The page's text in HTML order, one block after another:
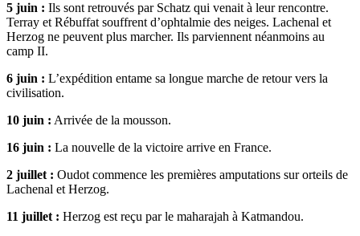
5 juin : Ils sont retrouvés par Schatz qui venait à leur rencontre.
Terray et Rébuffat souffrent d’ophtalmie des neiges. Lachenal et
Herzog ne peuvent plus marcher. Ils parviennent néanmoins au
camp II.
6 juin : L’expédition entame sa longue marche de retour vers la
civilisation.
10 juin : Arrivée de la mousson.
16 juin : La nouvelle de la victoire arrive en France.
2 juillet : Oudot commence les premières amputations sur orteils de
Lachenal et Herzog.
11 juillet : Herzog est reçu par le maharajah à Katmandou.